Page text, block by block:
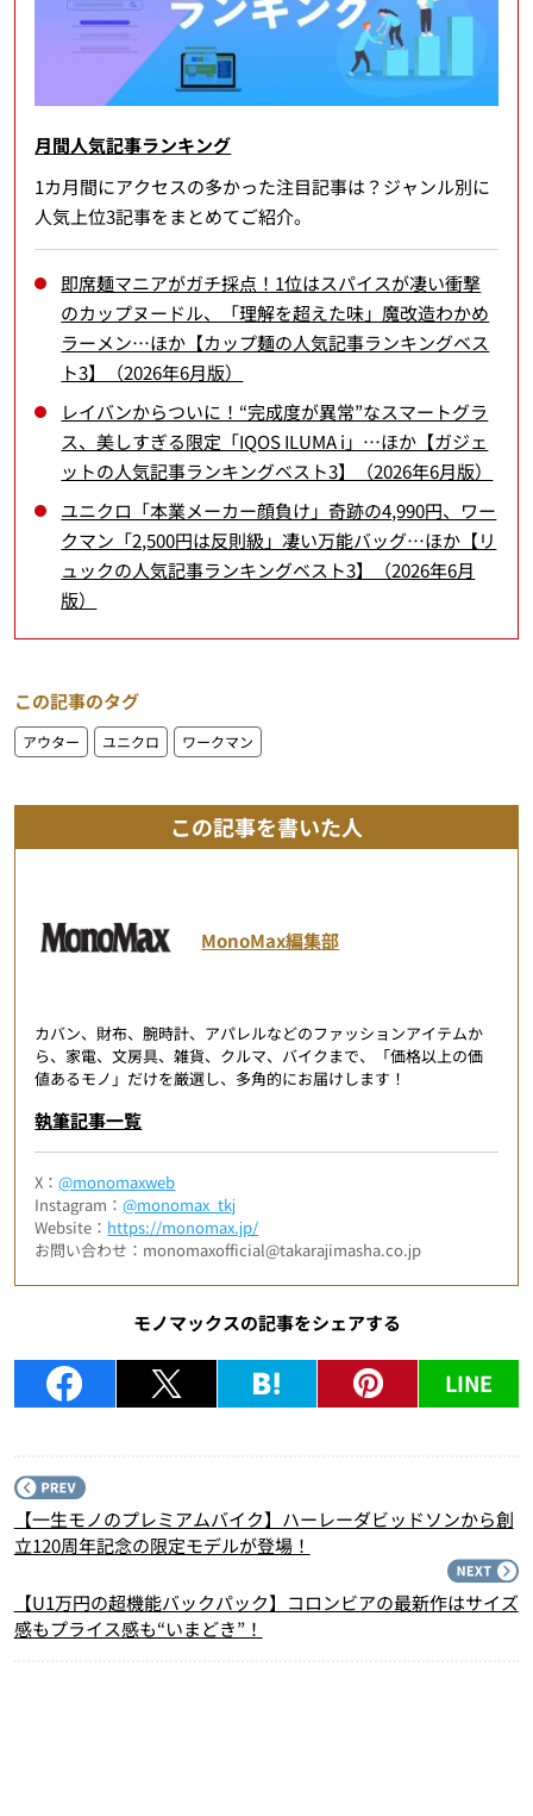
月間人気記事ランキング
1カ月間にアクセスの多かった注目記事は？ジャンル別に
人気上位3記事をまとめてご紹介。
即席麺マニアがガチ採点！1位はスパイスが凄い衝撃
のカップヌードル、「理解を超えた味」魔改造わかめ
ラーメン…ほか【カップ麺の人気記事ランキングベス
ト3】（2026年6月版）
レイバンからついに！“完成度が異常”なスマートグラ
ス、美しすぎる限定「IQOS ILUMA i」…ほか【ガジェ
ットの人気記事ランキングベスト3】（2026年6月版）
ユニクロ「本業メーカー顔負け」奇跡の4,990円、ワー
クマン「2,500円は反則級」凄い万能バッグ…ほか【リ
ュックの人気記事ランキングベスト3】（2026年6月
版）
この記事のタグ
アウター ユニクロ ワークマン
この記事を書いた人
MonoMax編集部
カバン、財布、腕時計、アパレルなどのファッションアイテムか
ら、家電、文房具、雑貨、クルマ、バイクまで、「価格以上の価
値あるモノ」だけを厳選し、多角的にお届けします！
執筆記事一覧
X：@monomaxweb
Instagram：@monomax_tkj
Website： https://monomax.jp/
お問い合わせ：monomaxofficial@takarajimasha.co.jp
モノマックスの記事をシェアする
LINE
【一生モノのプレミアムバイク】ハーレーダビッドソンから創
立120周年記念の限定モデルが登場！
【U1万円の超機能バックパック】コロンビアの最新作はサイズ
感もプライス感も“いまどき”！